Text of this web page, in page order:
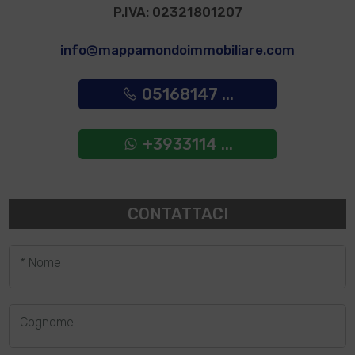
P.IVA: 02321801207
info@mappamondoimmobiliare.com
05168147 ...
+3933114 ...
CONTATTACI
* Nome
Cognome